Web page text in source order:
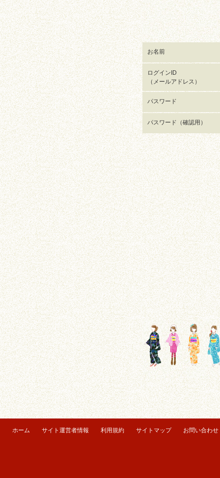
お名前
ログインID
（メールアドレス）
パスワード
パスワード（確認用）
ホーム サイト運営者情報 利用規約 サイトマップ お問い合わせ